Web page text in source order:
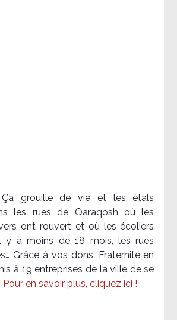
Ça grouille de vie et les étals
les rues de Qaraqosh où les
ont rouvert et où les écoliers
y a moins de 18 mois, les rues
Grâce à vos dons, Fraternité en
à 19 entreprises de la ville de se
Pour en savoir plus, cliquez ici !